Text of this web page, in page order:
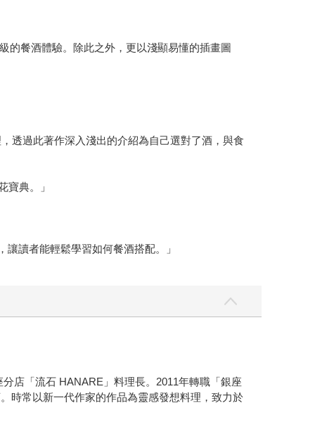
的餐酒體驗。除此之外，更以淺顯易懂的插畫圖
過此著作深入淺出的介紹為自己選對了酒，與食
典。」
讀者能輕鬆學習如何餐酒搭配。」
店「流石 HANARE」料理長。2011年轉職「銀座
時常以新一代作家的作品為靈感發想料理，致力於